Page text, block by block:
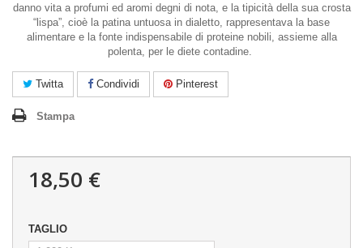
danno vita a profumi ed aromi degni di nota, e la tipicità della sua crosta
“lispa”, cioè la patina untuosa in dialetto, rappresentava la base
alimentare e la fonte indispensabile di proteine nobili, assieme alla
polenta, per le diete contadine.
Twitta Condividi Pinterest
Stampa
18,50 €
TAGLIO